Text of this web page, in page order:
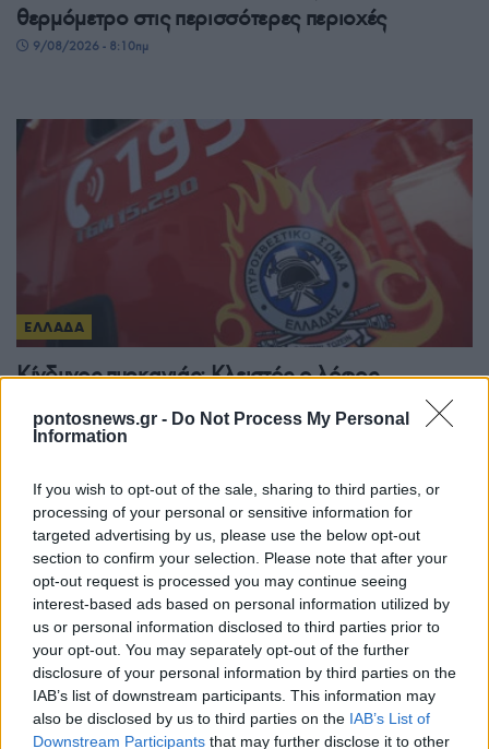
pontosnews.gr - Do Not Process My Personal
Information
If you wish to opt-out of the sale, sharing to third parties, or
processing of your personal or sensitive information for
targeted advertising by us, please use the below opt-out
section to confirm your selection. Please note that after your
opt-out request is processed you may continue seeing
interest-based ads based on personal information utilized by
us or personal information disclosed to third parties prior to
your opt-out. You may separately opt-out of the further
disclosure of your personal information by third parties on the
IAB’s list of downstream participants. This information may
also be disclosed by us to third parties on the IAB’s List of
Downstream Participants that may further disclose it to other
θερμόμετρο στις περισσότερες περιοχές
9/08/2026 - 8:10πμ
ΕΛΛΑΔΑ
Κίνδυνος πυρκαγιάς: Κλειστός ο λόφος
Φινόπουλου από σήμερα τα μεσάνυχτα – Η
έκκληση του Δήμου Αθηναίων